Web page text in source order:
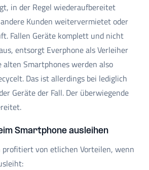
in der Regel wiederaufbereitet
Kunden weitervermietet oder
Fallen Geräte komplett und nicht
entsorgt Everphone als Verleiher
alten Smartphones werden also
Das ist allerdings bei lediglich
Geräte der Fall. Der überwiegende
Smartphone ausleihen
profitiert von etlichen Vorteilen, wenn